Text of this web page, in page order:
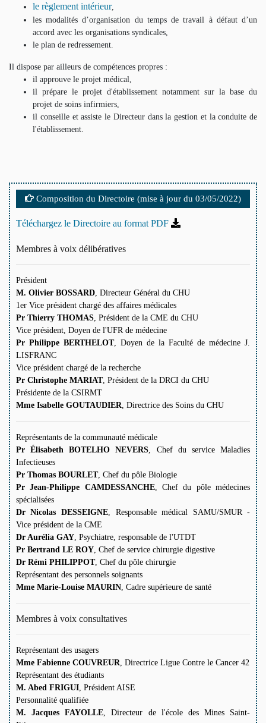
le règlement intérieur,
les modalités d’organisation du temps de travail à défaut d’un
accord avec les organisations syndicales,
le plan de redressement.
Il dispose par ailleurs de compétences propres :
il approuve le projet médical,
il prépare le projet d'établissement notamment sur la base du
projet de soins infirmiers,
il conseille et assiste le Directeur dans la gestion et la conduite de
l'établissement.
Composition du Directoire (mise à jour du 03/05/2022)
Téléchargez le Directoire au format PDF
Membres à voix délibératives
Président
M. Olivier BOSSARD, Directeur Général du CHU
1er Vice président chargé des affaires médicales
Pr Thierry THOMAS, Président de la CME du CHU
Vice président, Doyen de l'UFR de médecine
Pr Philippe BERTHELOT, Doyen de la Faculté de médecine J.
LISFRANC
Vice président chargé de la recherche
Pr Christophe MARIAT, Président de la DRCI du CHU
Présidente de la CSIRMT
Mme Isabelle GOUTAUDIER , Directrice des Soins du CHU
Représentants de la communauté médicale
Pr Élisabeth BOTELHO NEVERS , Chef du service Maladies
Infectieuses
Pr Thomas BOURLET, Chef du pôle Biologie
Pr Jean-Philippe CAMDESSANCHE, Chef du pôle médecines
spécialisées
Dr Nicolas DESSEIGNE, Responsable médical SAMU/SMUR -
Vice président de la CME
Dr Aurélia GAY, Psychiatre, responsable de l'UTDT
Pr Bertrand LE ROY, Chef de service chirurgie digestive
Dr Rémi PHILIPPOT, Chef du pôle chirurgie
Représentant des personnels soignants
Mme Marie-Louise MAURIN, Cadre supérieure de santé
Membres à voix consultatives
Représentant des usagers
Mme Fabienne COUVREUR , Directrice Ligue Contre le Cancer 42
Représentant des étudiants
M. Abed FRIGUI, Président AISE
Personnalité qualifiée
M. Jacques FAYOLLE , Directeur de l'école des Mines Saint-